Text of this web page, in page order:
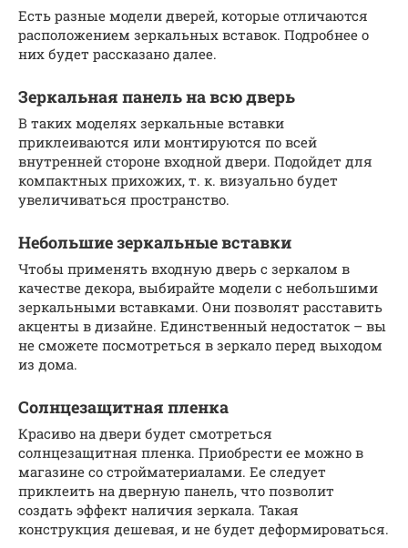
Есть разные модели дверей, которые отличаются
расположением зеркальных вставок. Подробнее о
них будет рассказано далее.
Зеркальная панель на всю дверь
В таких моделях зеркальные вставки
приклеиваются или монтируются по всей
внутренней стороне входной двери. Подойдет для
компактных прихожих, т. к. визуально будет
увеличиваться пространство.
Небольшие зеркальные вставки
Чтобы применять входную дверь с зеркалом в
качестве декора, выбирайте модели с небольшими
зеркальными вставками. Они позволят расставить
акценты в дизайне. Единственный недостаток – вы
не сможете посмотреться в зеркало перед выходом
из дома.
Солнцезащитная пленка
Красиво на двери будет смотреться
солнцезащитная пленка. Приобрести ее можно в
магазине со стройматериалами. Ее следует
приклеить на дверную панель, что позволит
создать эффект наличия зеркала. Такая
конструкция дешевая, и не будет деформироваться.